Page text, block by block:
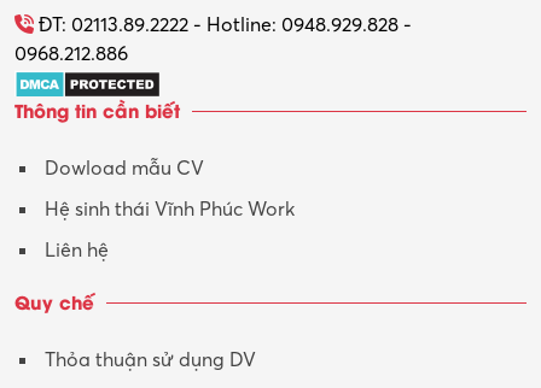
Tổ chức sự kiện – Quà tặng
Trợ lý
Tư vấn
Tư vấn – Kiến trúc
ĐT: 02113.89.2222 - Hotline: 0948.929.828 -
0968.212.886
Thông tin cần biết
Dowload mẫu CV
Hệ sinh thái Vĩnh Phúc Work
Liên hệ
Quy chế
Thỏa thuận sử dụng DV